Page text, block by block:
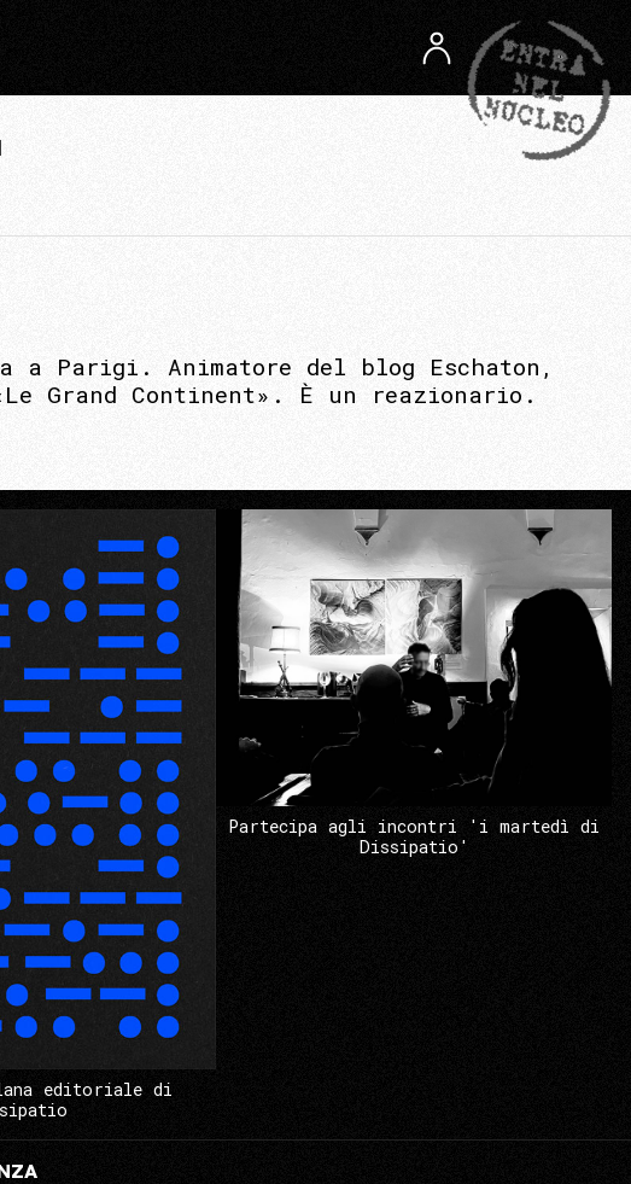
a Parigi. Animatore del blog Eschaton,
Grand Continent». È un reazionario.
editoriale di
Partecipa agli incontri 'i martedì di
Dissipatio'